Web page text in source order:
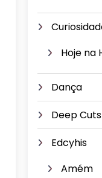
Hoje na
Dança
Deep Cuts
Edcyhis
Amém